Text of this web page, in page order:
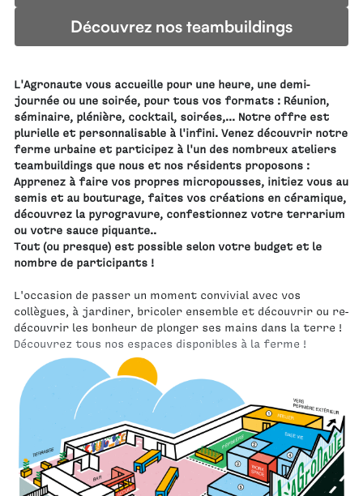
Découvrez nos teambuildings
L'Agronaute vous accueille pour une heure, une demi-
journée ou une soirée, pour tous vos formats : Réunion,
séminaire, plénière, cocktail, soirées,... Notre offre est
plurielle et personnalisable à l'infini. Venez découvrir notre
ferme urbaine et participez à l'un des nombreux ateliers
teambuildings que nous et nos résidents proposons :
Apprenez à faire vos propres micropousses, initiez vous au
semis et au bouturage, faites vos créations en céramique,
découvrez la pyrogravure, confestionnez votre terrarium
ou votre sauce piquante..
Tout (ou presque) est possible selon votre budget et le
nombre de participants !
L'occasion de passer un moment convivial avec vos
collègues, à jardiner, bricoler ensemble et découvrir ou re-
découvrir les bonheur de plonger ses mains dans la terre !
Découvrez tous nos espaces disponibles à la ferme !